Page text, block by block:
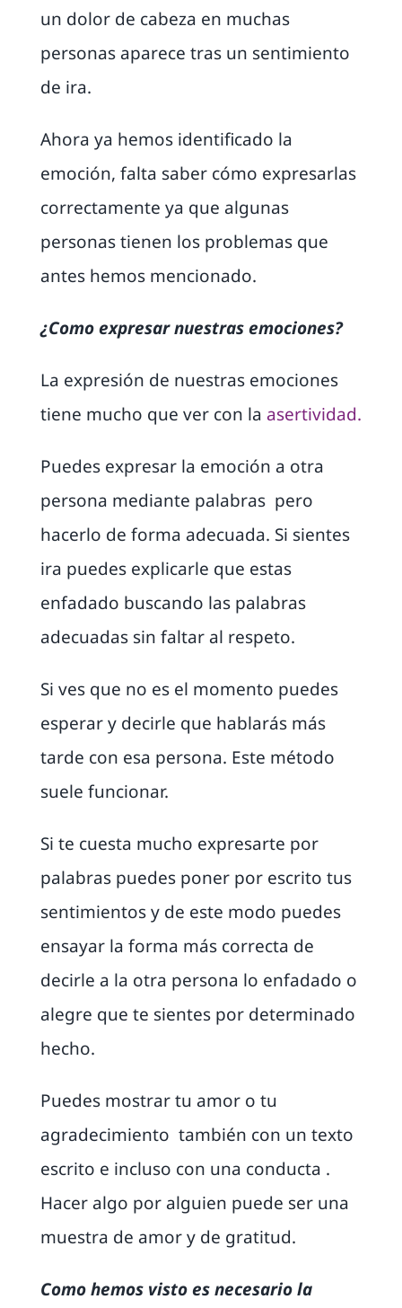
un dolor de cabeza en muchas
personas aparece tras un sentimiento
de ira.
Ahora ya hemos identificado la
emoción, falta saber cómo expresarlas
correctamente ya que algunas
personas tienen los problemas que
antes hemos mencionado.
¿Como expresar nuestras emociones?
La expresión de nuestras emociones
tiene mucho que ver con la asertividad.
Puedes expresar la emoción a otra
persona mediante palabras pero
hacerlo de forma adecuada. Si sientes
ira puedes explicarle que estas
enfadado buscando las palabras
adecuadas sin faltar al respeto.
Si ves que no es el momento puedes
esperar y decirle que hablarás más
tarde con esa persona. Este método
suele funcionar.
Si te cuesta mucho expresarte por
palabras puedes poner por escrito tus
sentimientos y de este modo puedes
ensayar la forma más correcta de
decirle a la otra persona lo enfadado o
alegre que te sientes por determinado
hecho.
Puedes mostrar tu amor o tu
agradecimiento también con un texto
escrito e incluso con una conducta .
Hacer algo por alguien puede ser una
muestra de amor y de gratitud.
Como hemos visto es necesario la